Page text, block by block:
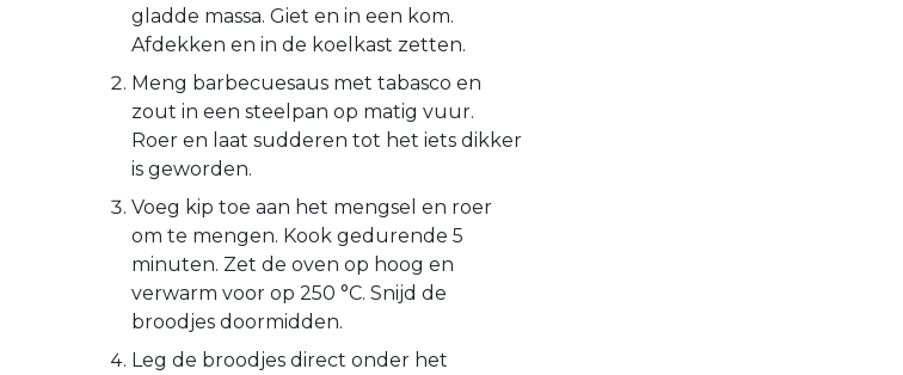
gladde massa. Giet en in een kom.
Afdekken en in de koelkast zetten.
Meng barbecuesaus met tabasco en
zout in een steelpan op matig vuur.
Roer en laat sudderen tot het iets dikker
is geworden.
Voeg kip toe aan het mengsel en roer
om te mengen. Kook gedurende 5
minuten. Zet de oven op hoog en
verwarm voor op 250 °C. Snijd de
broodjes doormidden.
Leg de broodjes direct onder het